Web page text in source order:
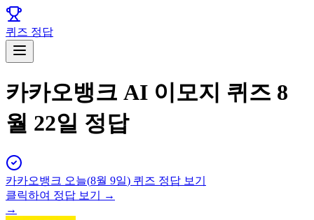
퀴즈 정답
카카오뱅크 AI 이모지 퀴즈 8
월 22일 정답
카카오뱅크 오늘(8월 9일) 퀴즈 정답 보기
클릭하여 정답 보기 →
→